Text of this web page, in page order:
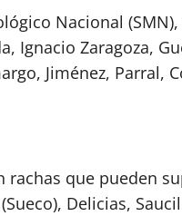
Nacional
Ignacio Zaragoza,
Jiménez, Parral,
rachas que pueden
Delicias,